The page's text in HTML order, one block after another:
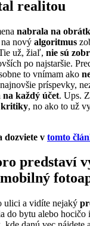
realitou
nabrala na
na nový algoritmus
už, žiaľ, nie sú
po najstaršie.
to vnímam ako
príspevky,
každý účet. Ups.
, no ako to už
dozviete v tomto
predstaví
ulici a vidíte nejaký
do bytu alebo hocičo